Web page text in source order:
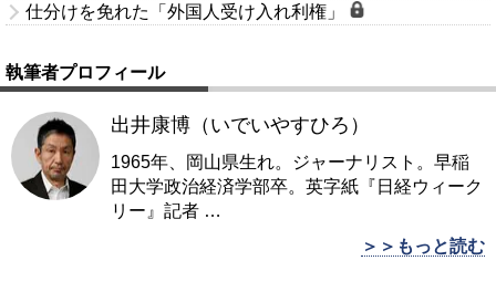
仕分けを免れた「外国人受け入れ利権」
執筆者プロフィール
出井康博（いでいやすひろ）
1965年、岡山県生れ。ジャーナリスト。早稲
田大学政治経済学部卒。英字紙『日経ウィーク
リー』記者 …
＞＞もっと読む